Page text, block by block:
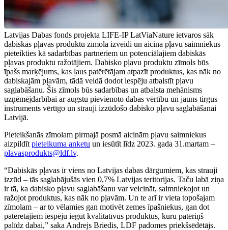
Latvijas Dabas fonds projekta LIFE-IP LatViaNature ietvaros sāk
dabiskās pļavas produktu zīmola izveidi un aicina pļavu saimniekus
pieteikties kā sadarbības partneriem un potenciālajiem dabiskās
pļavas produktu ražotājiem. Dabisko pļavu produktu zīmols būs
īpašs marķējums, kas ļaus patērētājam atpazīt produktus, kas nāk no
dabiskajām pļavām, tādā veidā dodot iespēju atbalstīt pļavu
saglabāšanu. Šis zīmols būs sadarbības un atbalsta mehānisms
uzņēmējdarbībai ar augstu pievienoto dabas vērtību un jauns tirgus
instruments vērtīgo un strauji izzūdošo dabisko pļavu saglabāšanai
Latvijā.
Pieteikšanās zīmolam pirmajā posmā aicinām pļavu saimniekus
aizpildīt pieteikuma anketu un iesūtīt līdz 2023. gada 31.martam –
plavasprodukts@ldf.lv.
“Dabiskās pļavas ir viens no Latvijas dabas dārgumiem, kas strauji
izzūd – tās saglabājušās vien 0,7% Latvijas teritorijas. Taču labā ziņa
ir tā, ka dabisko pļavu saglabāšanu var veicināt, saimniekojot un
ražojot produktus, kas nāk no pļavām. Un te arī ir vieta topošajam
zīmolam – ar to vēlamies gan motivēt zemes īpašniekus, gan dot
patērētājiem iespēju iegūt kvalitatīvus produktus, kuru patēriņš
palīdz dabai,” saka Andrejs Briedis, LDF padomes priekšsēdētājs.